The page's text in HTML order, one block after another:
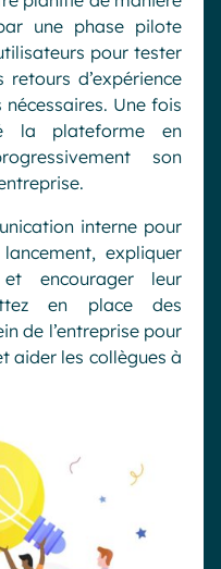
une phase pilote
pour tester
d’expérience
Une fois
la plateforme en
son
interne pour
expliquer
encourager leur
en place des
de l’entreprise pour
aider les collègues à